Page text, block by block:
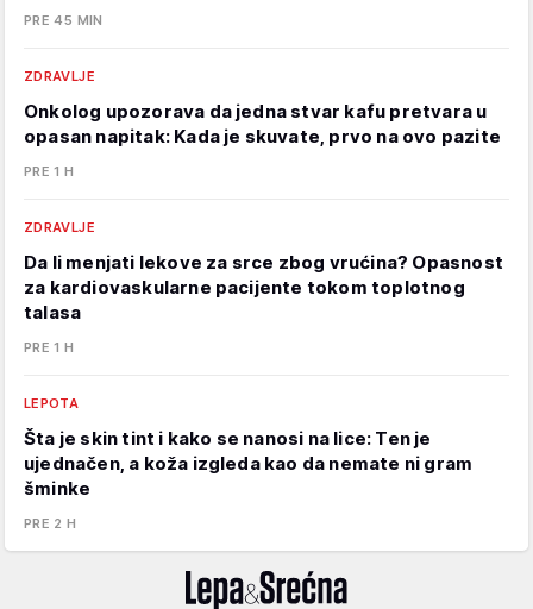
PRE 45 MIN
ZDRAVLJE
Onkolog upozorava da jedna stvar kafu pretvara u
opasan napitak: Kada je skuvate, prvo na ovo pazite
PRE 1 H
ZDRAVLJE
Da li menjati lekove za srce zbog vrućina? Opasnost
za kardiovaskularne pacijente tokom toplotnog
talasa
PRE 1 H
LEPOTA
Šta je skin tint i kako se nanosi na lice: Ten je
ujednačen, a koža izgleda kao da nemate ni gram
šminke
PRE 2 H